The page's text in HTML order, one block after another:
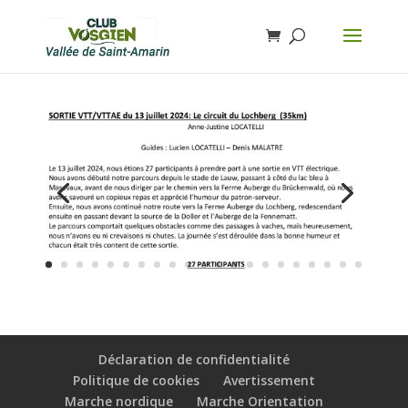
Déclaration de confidentialité
Politique de cookies
Avertissement
Marche nordique
Marche Orientation